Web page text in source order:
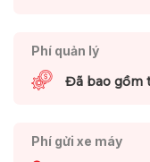
Phí quản lý
Đã bao gồm
Phí gửi xe máy